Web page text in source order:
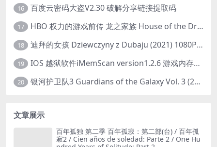
16 百度云密码大盗V2.30 破解分享链接提取码
17 HBO 权力的游戏前传 龙之家族 House of the Dragon (2022) 中字 1080P 更新4集
18 迪拜的女孩 Dziewczyny z Dubaju (2021) 1080P 中字
19 IOS 越狱软件iMemScan version1.2.6 游戏内存修改器
20 银河护卫队3 Guardians of the Galaxy Vol. 3 (2023)4K高清资源1080p只分享精品
文章展示
百年孤独 第二季 百年孤寂：第二部(台) / 百年孤
寂2 / Cien años de soledad: Parte 2 / One Hu